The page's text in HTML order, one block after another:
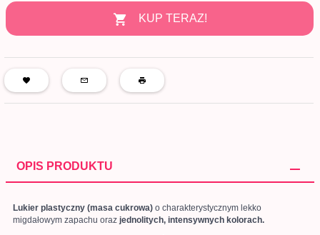
KUP TERAZ!
OPIS PRODUKTU
Lukier plastyczny (masa cukrowa) o charakterystycznym lekko
migdałowym zapachu oraz jednolitych, intensywnych kolorach.